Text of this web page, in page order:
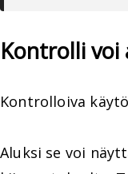
Kontrolli voi
Kontrolloiva
Aluksi se voi